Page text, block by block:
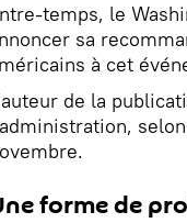
temps, le
sa
à cet
de la
forme de